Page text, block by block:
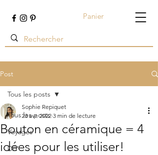
Panier
Post
Tous les posts
Voyages
DIY
Tous les posts
Bouton en céramique = 4
idées pour les utiliser!
Sophie Repiquet
23 avr. 2022 3 min de lecture